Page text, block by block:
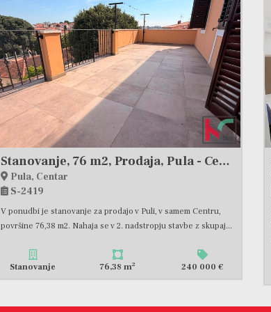
Stanovanje, 76 m2, Prodaja, Pula - Centar
Pula, Centar
S-2419
V ponudbi je stanovanje za prodajo v Puli, v samem Centru,
površine 76,38 m2. Nahaja se v 2. nadstropju stavbe z skupaj...
Stanovanje 76,38 m2 240 000 €